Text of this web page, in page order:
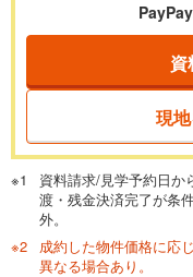
資
現
資料請求/見学予約日か
渡・残金決済完了が条
外。
成約した物件価格に応
異なる場合あり。